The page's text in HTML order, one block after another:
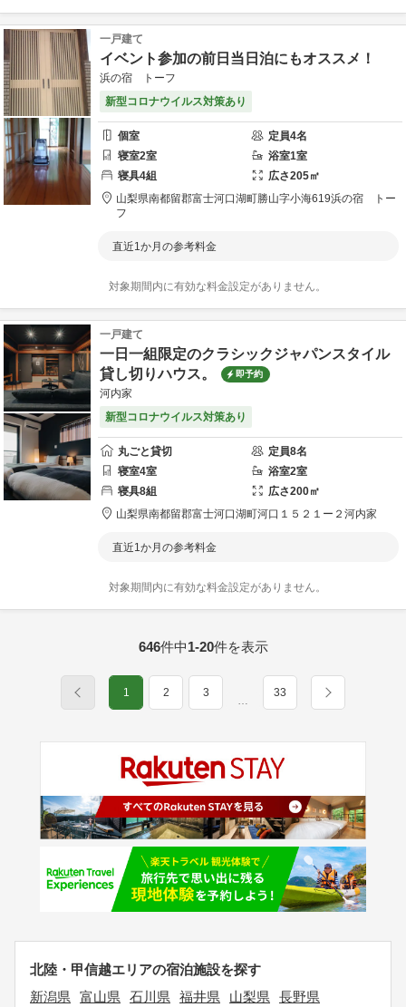
一戸建て
イベント参加の前日当日泊にもオススメ！
浜の宿 トーフ
新型コロナウイルス対策あり
個室 定員4名
寝室2室 浴室1室
寝具4組 広さ205㎡
山梨県南都留郡富士河口湖町勝山字小海619浜の宿 トー
フ
直近1か月の参考料金
対象期間内に有効な料金設定がありません。
一戸建て
一日一組限定のクラシックジャパンスタイル
貸し切りハウス。
即予約
河内家
新型コロナウイルス対策あり
丸ごと貸切 定員8名
寝室4室 浴室2室
寝具8組 広さ200㎡
山梨県南都留郡富士河口湖町河口１５２１ー２ 河内家
直近1か月の参考料金
対象期間内に有効な料金設定がありません。
646件中1-20件を表示
1 2 3
…
33
北陸・甲信越エリアの宿泊施設を探す
新潟県
富山県 石川県 福井県 山梨県
長野県